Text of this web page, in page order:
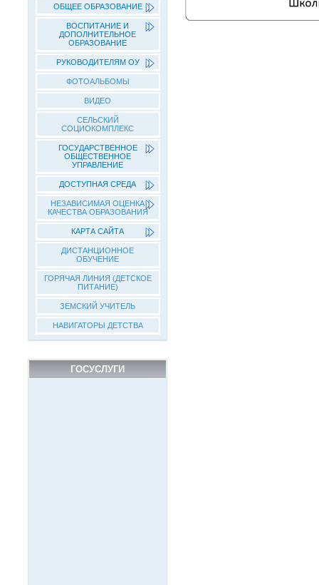
ОБЩЕЕ ОБРАЗОВАНИЕ
ВОСПИТАНИЕ И
ДОПОЛНИТЕЛЬНОЕ
ОБРАЗОВАНИЕ
РУКОВОДИТЕЛЯМ ОУ
ФОТОАЛЬБОМЫ
ВИДЕО
СЕЛЬСКИЙ
СОЦИОКОМПЛЕКС
ГОСУДАРСТВЕННОЕ
ОБЩЕСТВЕННОЕ
УПРАВЛЕНИЕ
ДОСТУПНАЯ СРЕДА
НЕЗАВИСИМАЯ ОЦЕНКА
КАЧЕСТВА ОБРАЗОВАНИЯ
КАРТА САЙТА
ДИСТАНЦИОННОЕ
ОБУЧЕНИЕ
ГОРЯЧАЯ ЛИНИЯ (ДЕТСКОЕ
ПИТАНИЕ)
ЗЕМСКИЙ УЧИТЕЛЬ
НАВИГАТОРЫ ДЕТСТВА
ГОСУСЛУГИ